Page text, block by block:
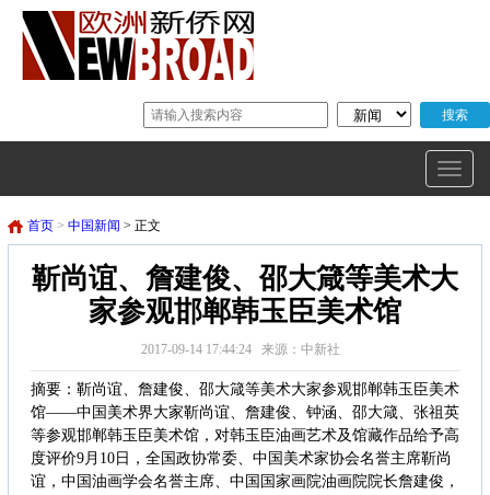
首页 > 中国新闻 > 正文
靳尚谊、詹建俊、邵大箴等美术大
家参观邯郸韩玉臣美术馆
2017-09-14 17:44:24 来源：中新社
摘要：靳尚谊、詹建俊、邵大箴等美术大家参观邯郸韩玉臣美术
馆——中国美术界大家靳尚谊、詹建俊、钟涵、邵大箴、张祖英
等参观邯郸韩玉臣美术馆，对韩玉臣油画艺术及馆藏作品给予高
度评价9月10日，全国政协常委、中国美术家协会名誉主席靳尚
谊，中国油画学会名誉主席、中国国家画院油画院院长詹建俊，